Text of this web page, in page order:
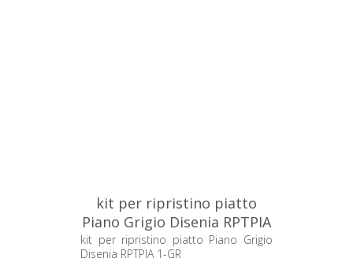
kit per ripristino piatto
Piano Grigio Disenia RPTPIA
1-GR
kit per ripristino piatto Piano Grigio
Disenia RPTPIA 1-GR